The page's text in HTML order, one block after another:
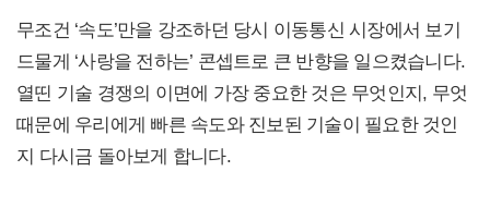
무조건 ‘속도’만을 강조하던 당시 이동통신 시장에서 보기
드물게 ‘사랑을 전하는’ 콘셉트로 큰 반향을 일으켰습니다.
열띤 기술 경쟁의 이면에 가장 중요한 것은 무엇인지, 무엇
때문에 우리에게 빠른 속도와 진보된 기술이 필요한 것인
지 다시금 돌아보게 합니다.